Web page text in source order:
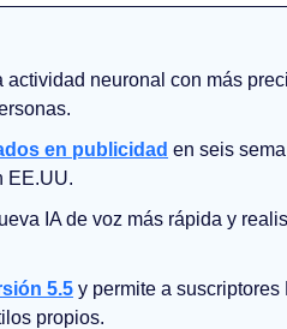
actividad neuronal con más
en publicidad en seis
EE.UU.
IA de voz más rápida y
5.5 y permite a suscriptores
propios.